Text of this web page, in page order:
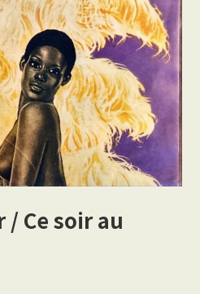
Ce soir au